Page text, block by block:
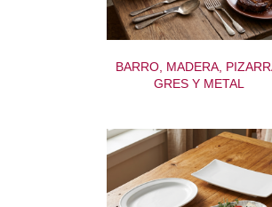
BARRO, MADERA,
GRES Y METAL